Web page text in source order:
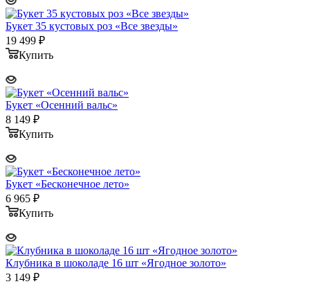
Букет 35 кустовых роз «Все звезды»
19 499 ₽
Купить
Букет «Осенний вальс»
8 149 ₽
Купить
Букет «Бесконечное лето»
6 965 ₽
Купить
Клубника в шоколаде 16 шт «Ягодное золото»
3 149 ₽